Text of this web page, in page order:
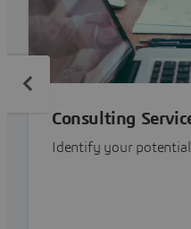
Consulting
Identify your potential